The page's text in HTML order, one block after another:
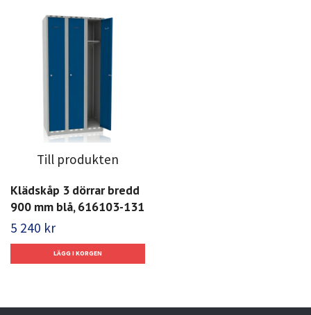
Till produkten
Klädskåp 3 dörrar bredd
900 mm blå, 616103-131
5 240 kr